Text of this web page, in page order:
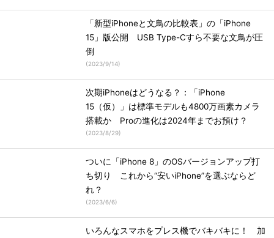
「新型iPhoneと文鳥の比較表」の「iPhone
15」版公開 USB Type-Cすら不要な文鳥が圧
倒
(2023/9/14)
次期iPhoneはどうなる？：「iPhone
15（仮）」は標準モデルも4800万画素カメラ
搭載か Proの進化は2024年までお預け？
(2023/8/29)
ついに「iPhone 8」のOSバージョンアップ打
ち切り これから“安いiPhone”を選ぶならど
れ？
(2023/6/6)
いろんなスマホをプレス機でバキバキに！ 加